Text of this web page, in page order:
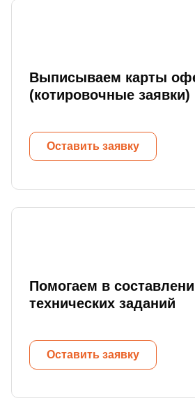
Выписываем карты
(котировочные заявки)
Оставить заявку
Помогаем в
технических заданий
Оставить заявку